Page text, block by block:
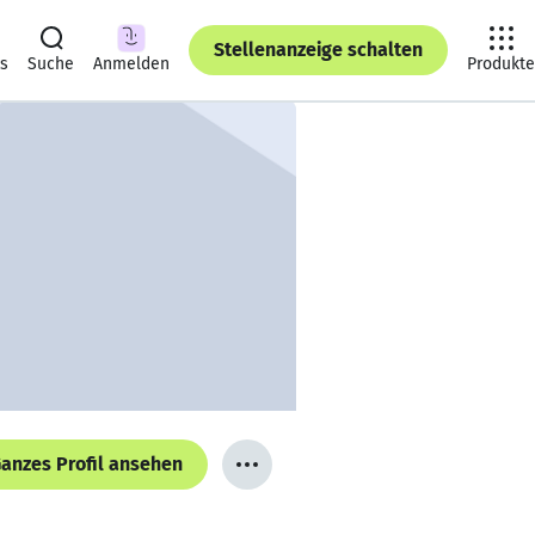
Suche Anmelden
Stellenanzeige schalten
Produkte
Profil ansehen